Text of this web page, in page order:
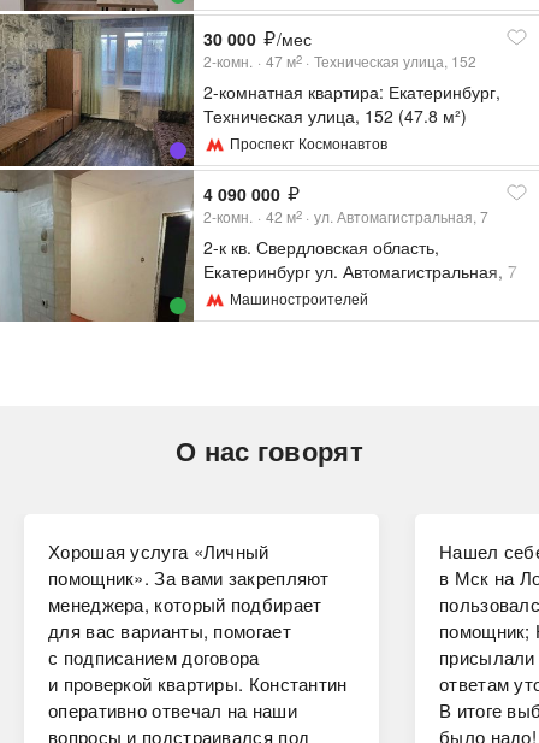
30 000 /мес
2-комн. 47 м2 Техническая улица, 152
2-комнатная квартира: Екатеринбург,
Техническая улица, 152 (47.8 м²)
Проспект Космонавтов
4 090 000
2-комн. 42 м2 ул. Автомагистральная, 7
2-к кв. Свердловская область,
Екатеринбург ул. Автомагистральная, 7
(42.9 м²)
Машиностроителей
О нас говорят
Хорошая услуга «Личный
помощник». За вами закрепляют
менеджера, который подбирает
для вас варианты, помогает
с подписанием договора
и проверкой квартиры. Константин
оперативно отвечал на наши
вопросы и подстраивался под
Нашел
в Мск на
помощник;
ответам
В итоге
было надо!